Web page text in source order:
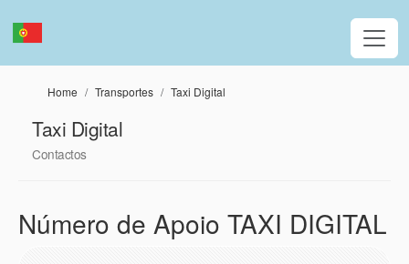
Home Transportes Taxi Digital
Taxi Digital
Contactos
Número de Apoio TAXI DIGITAL